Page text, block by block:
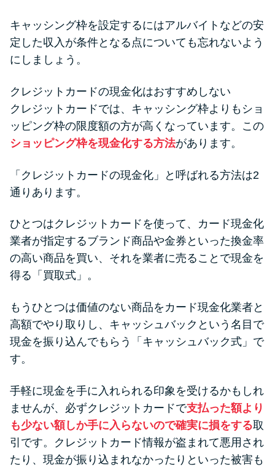
キャッシング枠を設定するにはアルバイトなどの安
定した収入が条件となる点についても忘れないよう
にしましょう。
クレジットカードの現金化はおすすめしない
クレジットカードでは、キャッシング枠よりもショ
ッピング枠の限度額の方が高くなっています。この
ショッピング枠を現金化する方法があります。
「クレジットカードの現金化」と呼ばれる方法は2
通りあります。
ひとつはクレジットカードを使って、カード現金化
業者が指定するブランド商品や金券といった換金率
の高い商品を買い、それを業者に売ることで現金を
得る「買取式」。
もうひとつは価値のない商品をカード現金化業者と
高額でやり取りし、キャッシュバックという名目で
現金を振り込んでもらう「キャッシュバック式」で
す。
手軽に現金を手に入れられる印象を受けるかもしれ
ませんが、必ずクレジットカードで支払った額より
も少ない額しか手に入らないので確実に損をする取
引です。クレジットカード情報が盗まれて悪用され
たり、現金が振り込まれなかったりといった被害も